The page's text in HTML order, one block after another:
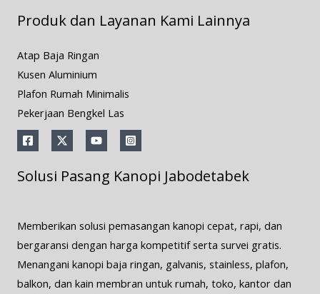
Produk dan Layanan Kami Lainnya
Atap Baja Ringan
Kusen Aluminium
Plafon Rumah Minimalis
Pekerjaan Bengkel Las
Solusi Pasang Kanopi Jabodetabek
Memberikan solusi pemasangan kanopi cepat, rapi, dan
bergaransi dengan harga kompetitif serta survei gratis.
Menangani kanopi baja ringan, galvanis, stainless, plafon,
balkon, dan kain membran untuk rumah, toko, kantor dan